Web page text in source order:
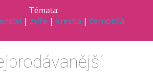
Témata:
| zvíře | kresba | černobílá